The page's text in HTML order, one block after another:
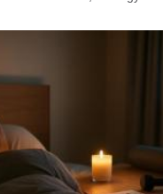
otthonod
a szobájuk világítása nem úgy
Lehet, hogy az elsőre kiválasztott
új igényekhez vagy az életteret
A lakás világítása olyan elem,
meg a helyiség hangulatát és
ha ezen most javítanánk?